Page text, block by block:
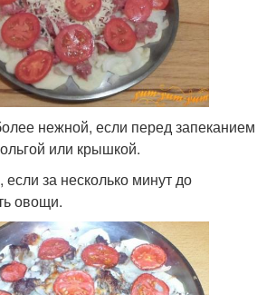
нежной, если перед запеканием
или крышкой.
если за несколько минут до
овощи.